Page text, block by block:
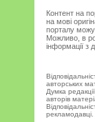
Контент на
на мові
порталу
Можливо, в
інформації з
авторських
Думка
авторів
рекламодавці.